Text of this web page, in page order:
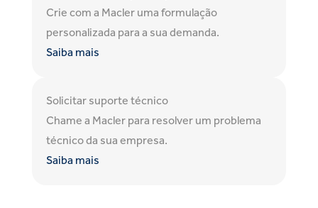
Crie com a Macler uma formulação
personalizada para a sua demanda.
Saiba mais
Solicitar suporte técnico
Chame a Macler para resolver um problema
técnico da sua empresa.
Saiba mais